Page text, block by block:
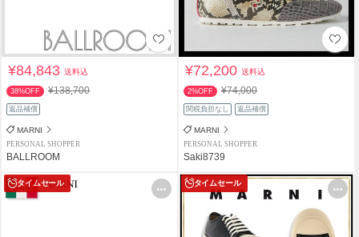
¥84,843送料込
38%OFF ¥138,700
返品補償
MARNI
PERSONAL SHOPPER
BALLROOM
¥72,200送料込
2%OFF ¥74,000
関税負担なし 返品補償
MARNI
PERSONAL SHOPPER
Saki8739
タイムセール タイムセール